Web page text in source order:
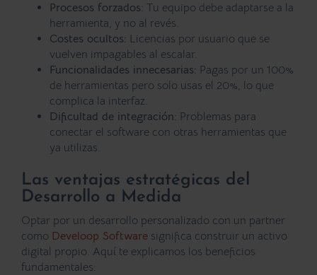
Procesos forzados: Tu equipo debe adaptarse a la
herramienta, y no al revés.
Costes ocultos: Licencias por usuario que se
vuelven impagables al escalar.
Funcionalidades innecesarias: Pagas por un 100%
de herramientas pero solo usas el 20%, lo que
complica la interfaz.
Dificultad de integración: Problemas para
conectar el software con otras herramientas que
ya utilizas.
Las ventajas estratégicas del
Desarrollo a Medida
Optar por un desarrollo personalizado con un partner
como Develoop Software significa construir un activo
digital propio. Aquí te explicamos los beneficios
fundamentales: